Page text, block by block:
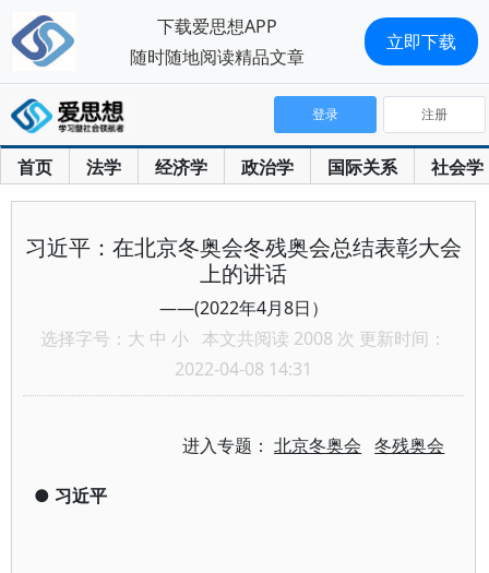
首页 法学 经济学 政治学 国际关系 社会学
登录 注册
习近平：在北京冬奥会冬残奥会总结表彰大会
上的讲话
——(2022年4月8日）
选择字号： 大 中 小 本文共阅读 2008 次 更新时间：
2022-04-08 14:31
进入专题：北京冬奥会 冬残奥会
● 习近平
下载爱思想APP
随时随地阅读精品文章
立即下载